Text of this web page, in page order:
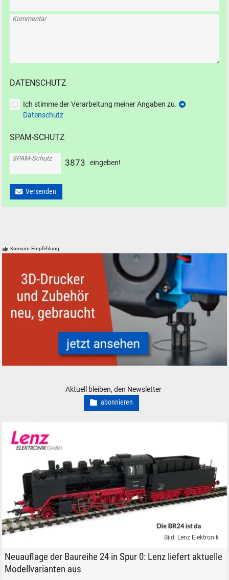
Kommentar
DATENSCHUTZ
Ich stimme der Verarbeitung meiner Angaben zu.
Datenschutz
SPAM-SCHUTZ
SPAM-Schutz 3873 eingeben!
Versenden
Konsum-Empfehlung
Aktuell bleiben, den Newsletter
abonnieren
Lenz Elektronik Schlepptender-Dampflokomotive BR 24 Spur 0
Bild: Lenz Elektronik
Neuauflage der Baureihe 24 in Spur 0: Lenz liefert aktuelle
Modellvarianten aus